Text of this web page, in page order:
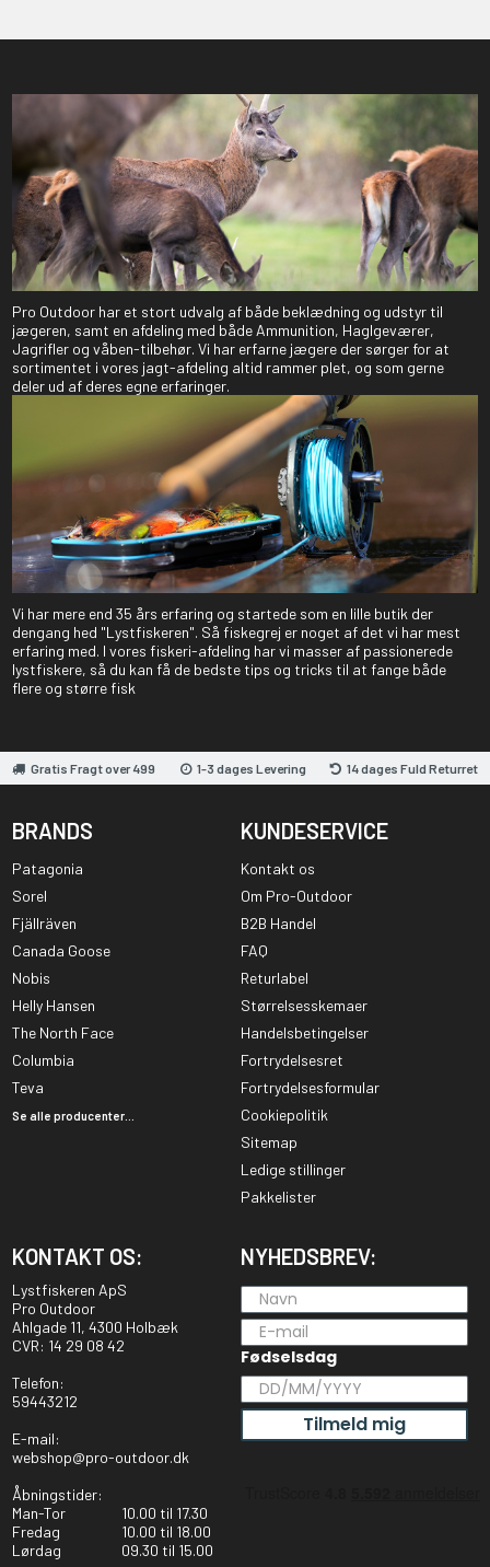
Pro Outdoor har et stort udvalg af både beklædning og udstyr til
jægeren, samt en afdeling med både Ammunition, Haglgeværer,
Jagrifler og våben-tilbehør. Vi har erfarne jægere der sørger for at
sortimentet i vores jagt-afdeling altid rammer plet, og som gerne
deler ud af deres egne erfaringer.
Vi har mere end 35 års erfaring og startede som en lille butik der
dengang hed "Lystfiskeren". Så fiskegrej er noget af det vi har mest
erfaring med. I vores fiskeri-afdeling har vi masser af passionerede
lystfiskere, så du kan få de bedste tips og tricks til at fange både
flere og større fisk
Gratis Fragt over 499 1-3 dages Levering 14 dages Fuld Returret
BRANDS
Patagonia
Sorel
Fjällräven
Canada Goose
Nobis
Helly Hansen
The North Face
Columbia
Teva
Se alle producenter...
KUNDESERVICE
Kontakt os
Om Pro-Outdoor
B2B Handel
FAQ
Returlabel
Størrelsesskemaer
Handelsbetingelser
Fortrydelsesret
Fortrydelsesformular
Cookiepolitik
Sitemap
Ledige stillinger
Pakkelister
KONTAKT OS:
Lystfiskeren ApS
Pro Outdoor
Ahlgade 11, 4300 Holbæk
CVR: 14 29 08 42
Telefon:
59443212
E-mail:
webshop@pro-outdoor.dk
Åbningstider:
Man-Tor
10.00 til 17.30
Fredag
10.00 til 18.00
Lørdag
09.30 til 15.00
NYHEDSBREV:
Fødselsdag
Tilmeld mig